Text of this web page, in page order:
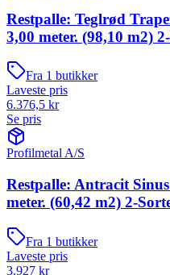
Restpalle: Teglrød
3,00 meter. (98,10 m2)
Fra 1 butikker
Laveste pris
6.376,5 kr
Se pris
Profilmetal A/S
Restpalle: Antracit
meter. (60,42 m2) 2-
Fra 1 butikker
Laveste pris
3.927 kr